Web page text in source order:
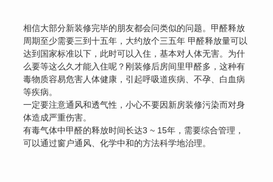
相信大部分新装修完毕的朋友都会问类似的问题。甲醛释放
周期至少需要三到十五年，大约放个三五年 甲醛释放量可以
达到国家标准以下，此时可以入住，基本对人体无害。为什
么要等这么久才能入住呢？刚装修后房间里甲醛多，这种有
毒物质容易危害人体健康，引起呼吸道疾病、不孕、白血病
等疾病。
一定要注意通风和透气性，小心不要因新房装修污染而对身
体造成严重伤害。
有毒气体中甲醛的释放时间长达3 ~ 15年，需要综合管理，
可以通过窗户通风、化学中和的方法科学地治理。